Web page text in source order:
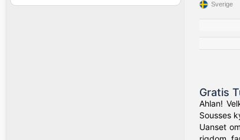
Sverige
Gratis
Ahlan!
Sousses
Uanset